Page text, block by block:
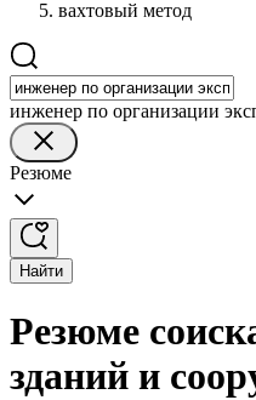
вахтовый метод
инженер по организации
Резюме
Найти
Резюме
зданий и